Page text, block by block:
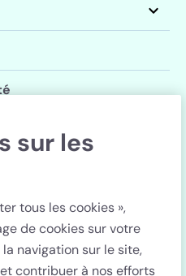
sur les
tous les cookies »,
de cookies sur votre
navigation sur le site,
contribuer à nos efforts